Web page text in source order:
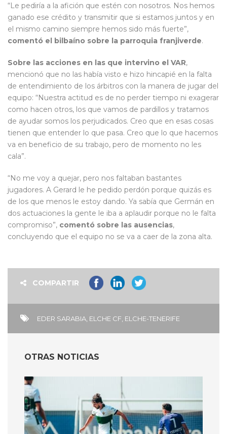
“Le pediría a la afición que estén con nosotros. Nos hemos
ganado ese crédito y transmitir que si estamos juntos y en
el mismo camino siempre hemos sido más fuerte”,
comentó el bilbaíno sobre la parroquia franjiverde.
Sobre las acciones en las que intervino el VAR,
mencionó que no las había visto e hizo hincapié en la falta
de entendimiento de los árbitros con la manera de jugar del
equipo: “Nuestra actitud es de no perder tiempo ni exagerar
como hacen otros, los que vamos de pardillos y tratamos
de ayudar somos los perjudicados. Creo que en esas cosas
tienen que entender lo que pasa. Creo que lo que hacemos
va en beneficio de su trabajo, pero de momento no les
cala”.
“No me voy a quejar, pero nos faltaban bastantes
jugadores. A Gerard le he pedido perdón porque quizás es
de los que menos le estoy dando. Ya sabía que Germán en
dos actuaciones la gente le iba a aplaudir porque no le falta
compromiso”, comentó sobre las ausencias,
concluyendo que el equipo no se va a caer de la zona alta.
COMPARTIR
EDER SARABIA ELCHE CF ELCHE-TENERIFE
OTRAS NOTICIAS